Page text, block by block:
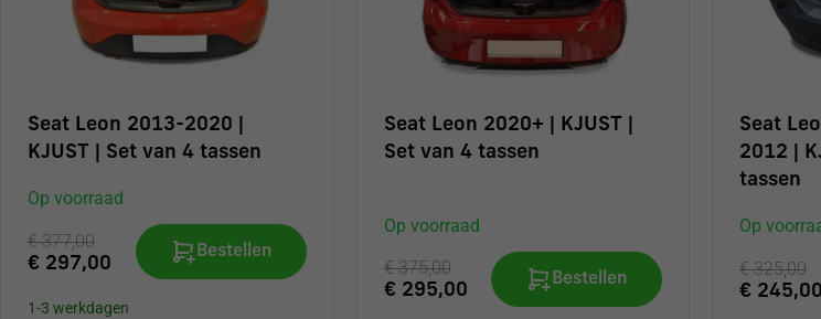
Seat Leon 2013-2020 |
KJUST | Set van 4 tassen
Op voorraad
€ 377,00
€ 297,00
Bestellen
1-3 werkdagen
Seat Leon 2020+ | KJUST |
Set van 4 tassen
Op voorraad
€ 375,00
€ 295,00
Bestellen
Seat
2012 |
tassen
Op
€ 325,00
€ 245,00